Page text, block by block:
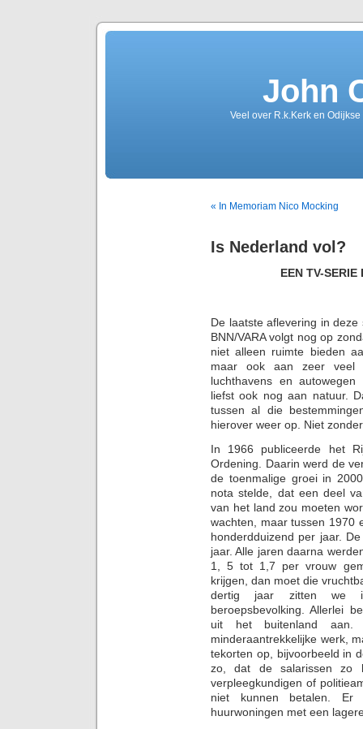
John
Veel over R.k.Kerk en
« In Memoriam Nico Mocking
Is Nederland vol?
EEN TV-
De laatste aflevering in
BNN/VARA volgt nog op
niet alleen ruimte bieden
maar ook aan zeer veel
luchthavens en
liefst ook nog aan natuur.
tussen al die
hierover weer op. Niet
In 1966 publiceerde het
Ordening. Daarin werd de
de toenmalige groei in
nota stelde, dat een deel
van het land zou moeten
wachten, maar tussen 1970
honderdduizend per jaar.
jaar. Alle jaren daarna
1, 5 tot 1,7 per vrouw
krijgen, dan moet die
dertig jaar zitten we
beroepsbevolking. Allerlei
uit het buitenland aan.
minderaantrekkelijke werk,
tekorten op, bijvoorbeeld in
zo, dat de salarissen zo
verpleegkundigen of
niet kunnen betalen.
huurwoningen met een